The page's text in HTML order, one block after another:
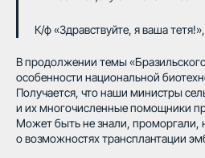
К/ф «Здравствуйте, я ваша
В продолжении темы
особенности национальной
Получается, что наши министры
и их многочисленные помощники
Может быть не знали,
о возможностях трансплантации